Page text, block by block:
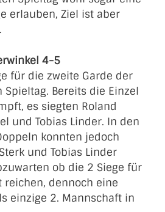
erlauben, Ziel ist aber
4-5
für die zweite Garde der
Bereits die Einzel
es siegten Roland
und Tobias Linder. In den
konnten jedoch
und Tobias Linder
ob die 2 Siege für
reichen, dennoch eine
einzige 2. Mannschaft in